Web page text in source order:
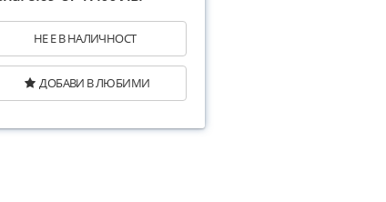
НЕ Е В НАЛИЧНОСТ
ДОБАВИ В ЛЮБИМИ